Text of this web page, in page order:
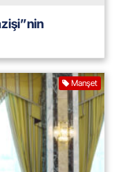
Manşet